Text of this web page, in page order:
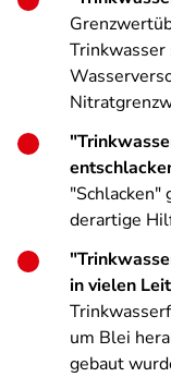
"Schlacken"
derartige
in vielen
um Blei
gebaut